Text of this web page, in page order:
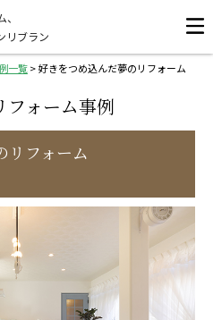
リブラン
一覧>好きをつめ込んだ夢のリフォーム
フォーム事例
リフォーム